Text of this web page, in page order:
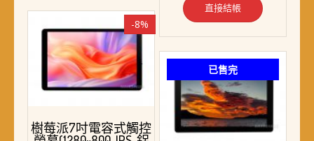
直接結帳
-8%
樹莓派7吋電容式觸控
已售完